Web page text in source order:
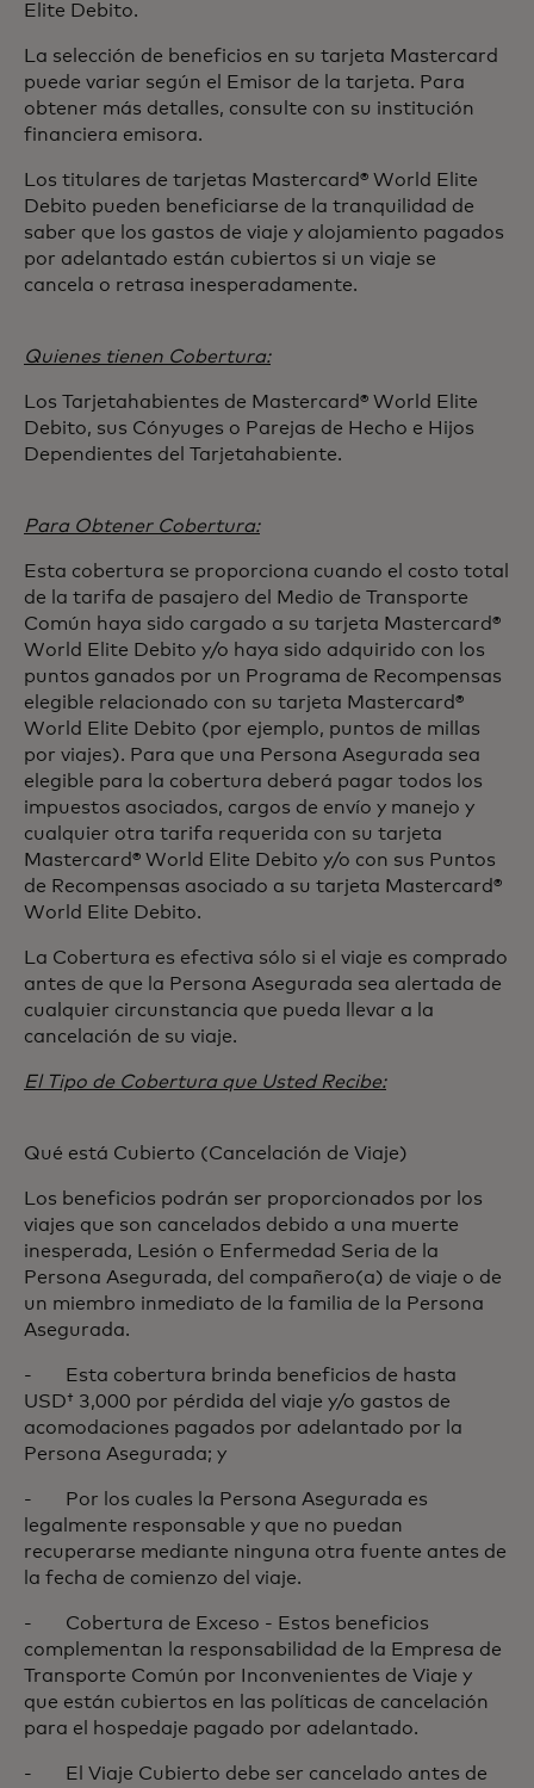
Elite Debito.
La selección de beneficios en su tarjeta Mastercard
puede variar según el Emisor de la tarjeta. Para
obtener más detalles, consulte con su institución
financiera emisora.
Los titulares de tarjetas Mastercard® World Elite
Debito pueden beneficiarse de la tranquilidad de
saber que los gastos de viaje y alojamiento pagados
por adelantado están cubiertos si un viaje se
cancela o retrasa inesperadamente.
Quienes tienen Cobertura:
Los Tarjetahabientes de Mastercard® World Elite
Debito, sus Cónyuges o Parejas de Hecho e Hijos
Dependientes del Tarjetahabiente.
Para Obtener Cobertura:
Esta cobertura se proporciona cuando el costo total
de la tarifa de pasajero del Medio de Transporte
Común haya sido cargado a su tarjeta Mastercard®
World Elite Debito y/o haya sido adquirido con los
puntos ganados por un Programa de Recompensas
elegible relacionado con su tarjeta Mastercard®
World Elite Debito (por ejemplo, puntos de millas
por viajes). Para que una Persona Asegurada sea
elegible para la cobertura deberá pagar todos los
impuestos asociados, cargos de envío y manejo y
cualquier otra tarifa requerida con su tarjeta
Mastercard® World Elite Debito y/o con sus Puntos
de Recompensas asociado a su tarjeta Mastercard®
World Elite Debito.
La Cobertura es efectiva sólo si el viaje es comprado
antes de que la Persona Asegurada sea alertada de
cualquier circunstancia que pueda llevar a la
cancelación de su viaje.
El Tipo de Cobertura que Usted Recibe:
Qué está Cubierto (Cancelación de Viaje)
Los beneficios podrán ser proporcionados por los
viajes que son cancelados debido a una muerte
inesperada, Lesión o Enfermedad Seria de la
Persona Asegurada, del compañero(a) de viaje o de
un miembro inmediato de la familia de la Persona
Asegurada.
- Esta cobertura brinda beneficios de hasta
USD† 3,000 por pérdida del viaje y/o gastos de
acomodaciones pagados por adelantado por la
Persona Asegurada; y
- Por los cuales la Persona Asegurada es
legalmente responsable y que no puedan
recuperarse mediante ninguna otra fuente antes de
la fecha de comienzo del viaje.
- Cobertura de Exceso - Estos beneficios
complementan la responsabilidad de la Empresa de
Transporte Común por Inconvenientes de Viaje y
que están cubiertos en las políticas de cancelación
para el hospedaje pagado por adelantado.
- El Viaje Cubierto debe ser cancelado antes de